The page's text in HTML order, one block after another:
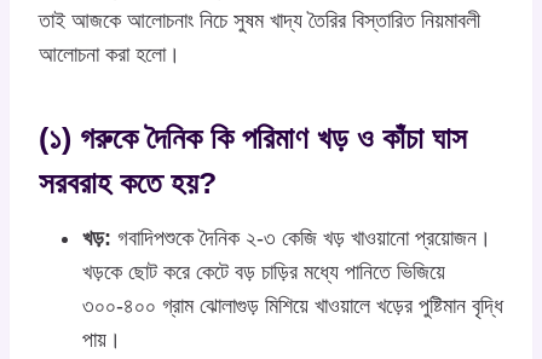
তাই আজকে আলোচনাং নিচে সুষম খাদ্য তৈরির বিস্তারিত নিয়মাবলী
আলোচনা করা হলো।
(১) গরুকে দৈনিক কি পরিমাণ খড় ও কাঁচা ঘাস
সরবরাহ কতে হয়?
খড়: গবাদিপশুকে দৈনিক ২-৩ কেজি খড় খাওয়ানো প্রয়োজন।
খড়কে ছোট করে কেটে বড় চাড়ির মধ্যে পানিতে ভিজিয়ে
৩০০-৪০০ গ্রাম ঝোলাগুড় মিশিয়ে খাওয়ালে খড়ের পুষ্টিমান বৃদ্ধি
পায়।